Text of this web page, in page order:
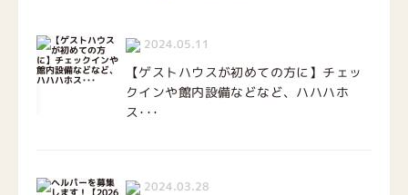
2024.05.11
【ゲストハウスが初めての方に】チェッ
クインや館内設備などなど、ハハハホ
ス･･･
2024.03.28